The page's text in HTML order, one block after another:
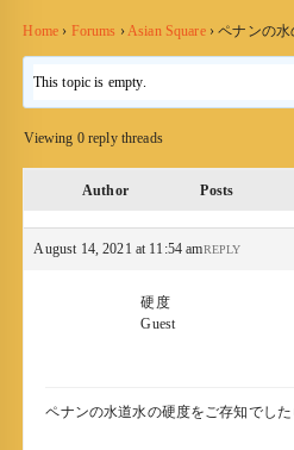
Home › Forums ›Asian Square › ペナンの水
This topic is empty.
Viewing 0 reply threads
Author Posts
August 14, 2021 at 11:54 amREPLY
硬度
Guest
ペナンの水道水の硬度をご存知でした